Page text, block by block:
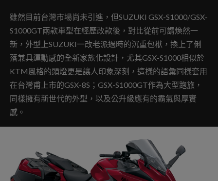
雖然目前台灣市場尚未引進，但SUZUKI GSX-S1000/GSX-
S1000GT兩款車型在經歷改款後，對比從前可謂煥然一
新，外型上SUZUKI一改老派過時的沉重包袱，換上了俐
落兼具運動感的全新家族化設計，尤其GSX-S1000相似於
KTM風格的頭燈更是讓人印象深刻，這樣的語彙同樣套用
在台灣甫上市的GSX-8S；GSX-S1000GT作為大型跑旅，
同樣擁有新世代的外型，以及公升級應有的霸氣與厚實
感。